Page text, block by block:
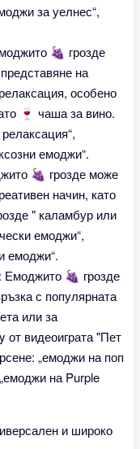
за уелнес“,
🍇 грозде
на
особено
🍷 чаша за вино.
емоджи“.
🍇 грозде може
начин, като
" каламбур или
емоджи“,
емоджи“.
Емоджито 🍇 грозде
с популярната
или за
от видеоиграта "Пет
„емоджи на поп
на Purple
и широко